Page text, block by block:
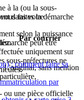
à la (ou la sous-
dans votre
peut être
uniquement sur
sous-préfectures ne
faites la démarche
Par courrier
- L'original, sans mention
particulière,
- ou une pièce officielle
selon la puissance
: comment faire sa
par